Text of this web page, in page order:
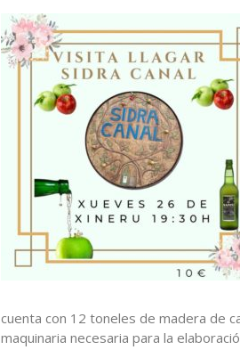
cuenta con 12 toneles de madera de
maquinaria necesaria para la